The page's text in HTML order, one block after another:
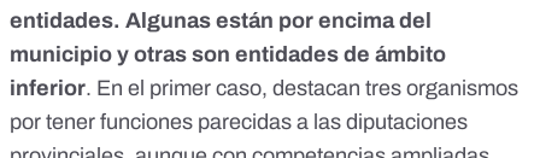
entidades. Algunas están por encima del
municipio y otras son entidades de ámbito
inferior. En el primer caso, destacan tres organismos
por tener funciones parecidas a las diputaciones